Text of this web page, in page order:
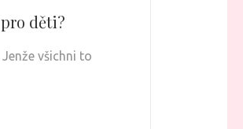
děti?
všichni to